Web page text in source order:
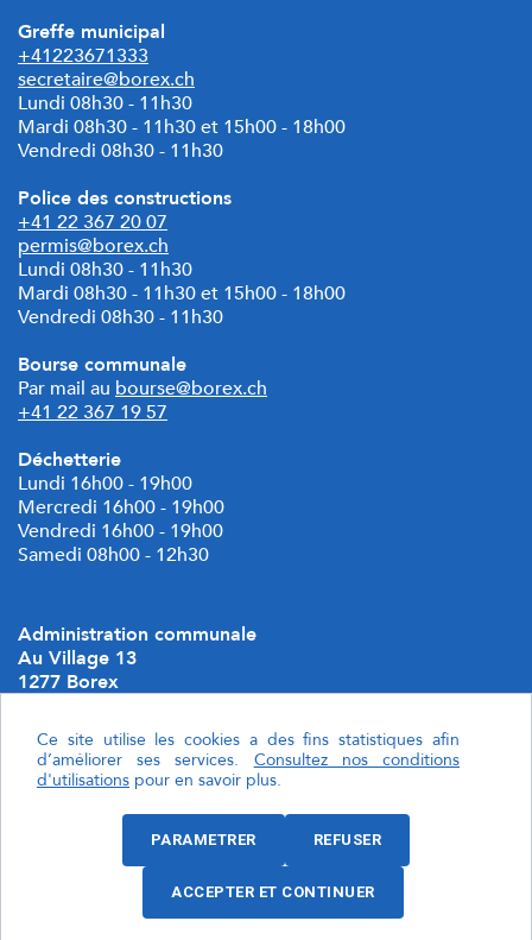
Greffe municipal
+41223671333
secretaire@borex.ch
Lundi 08h30 - 11h30
Mardi 08h30 - 11h30 et 15h00 - 18h00
Vendredi 08h30 - 11h30
Police des constructions
+41 22 367 20 07
permis@borex.ch
Lundi 08h30 - 11h30
Mardi 08h30 - 11h30 et 15h00 - 18h00
Vendredi 08h30 - 11h30
Bourse communale
Par mail au bourse@borex.ch
+41 22 367 19 57
Déchetterie
Lundi 16h00 - 19h00
Mercredi 16h00 - 19h00
Vendredi 16h00 - 19h00
Samedi 08h00 - 12h30
Administration communale
Au Village 13
1277 Borex
Geocommune
Localiser Borex
Politique de confidentialité
Paramétrer les cookies.
Ce site utilise les cookies a des fins statistiques afin
d’améliorer ses services. Consultez nos conditions
d'utilisations pour en savoir plus.
PARAMETRER REFUSER
ACCEPTER ET CONTINUER